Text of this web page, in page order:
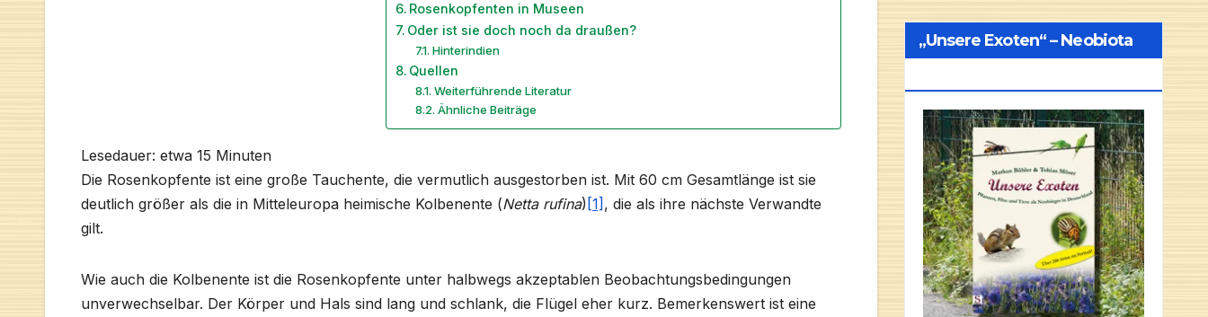
Rosenkopfenten in Museen
Oder ist sie doch noch da draußen?
Hinterindien
Quellen
Weiterführende Literatur
Ähnliche Beiträge
Lesedauer: etwa 15 Minuten
Die Rosenkopfente ist eine große Tauchente, die vermutlich ausgestorben ist. Mit 60 cm Gesamtlänge ist sie
deutlich größer als die in Mitteleuropa heimische Kolbenente (Netta rufina) [1] , die als ihre nächste Verwandte
gilt.
Wie auch die Kolbenente ist die Rosenkopfente unter halbwegs akzeptablen Beobachtungsbedingungen
unverwechselbar. Der Körper und Hals sind lang und schlank, die Flügel eher kurz. Bemerkenswert ist eine
„Unsere Exoten“ – Neobiota